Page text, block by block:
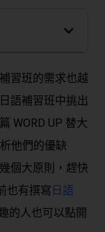
習班的需求也越
語補習班中挑出
WORD UP 替大
他們的優缺
個大原則，趕快
也有撰寫 日語
的人也可以點開